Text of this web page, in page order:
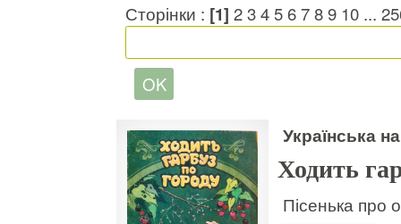
Сторінки : [1] 23456789 10 ...
Українська
Ходить
Пісенька про